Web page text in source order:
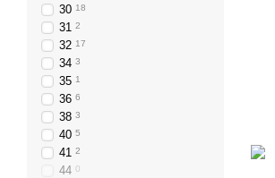
30 18
31 2
32 17
34 3
35 1
36 6
38 3
40 5
41 2
44 0